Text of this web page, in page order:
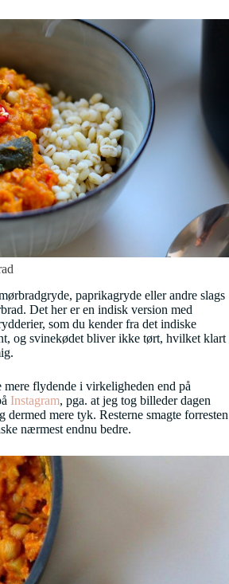
paprikagryde eller andre slags
Det her er en indisk version med
som du kender fra det indiske
og svinekødet bliver ikke tørt, hvilket klart
mere flydende i virkeligheden end på
Instagram, pga. at jeg tog billeder dagen
dermed mere tyk. Resterne smagte forresten
nærmest endnu bedre.